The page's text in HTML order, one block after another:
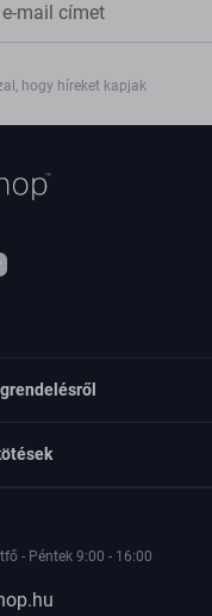
hogy híreket kapjak
- Péntek 9:00 - 16:00